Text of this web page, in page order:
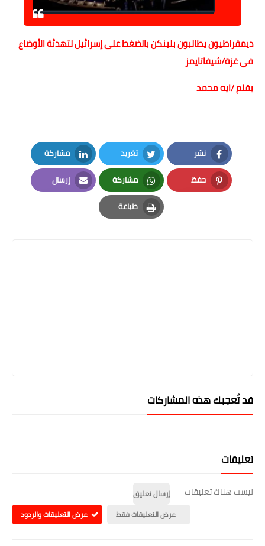
ديمقراطيون يطالبون بلينكن بالضغط على إسرائيل لتهدئة الأوضاع
في غزة/شيفاتايمز
بقلم /ايه محمد
نشر
Facebook
تغريد
Twitter
مشاركة
LinkedIn
حفظ
Pinterest
مشاركة
Whatsapp
إرسال
Email
طباعة
Print
قد تُعجبك هذه المشاركات
تعليقات
ليست هناك تعليقات
إرسال تعليق
عرض التعليقات فقط
عرض التعليقات والردود